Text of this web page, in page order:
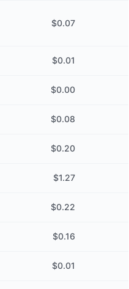
$0.07
$0.01
$0.00
$0.08
$0.20
$1.27
$0.22
$0.16
$0.01